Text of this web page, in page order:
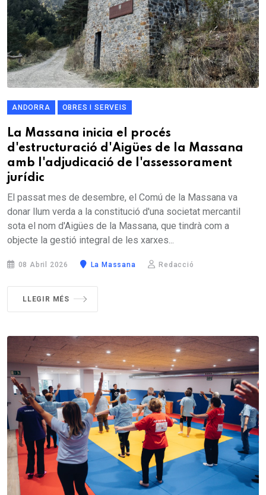
ANDORRA OBRES I SERVEIS
La Massana inicia el procés
d'estructuració d'Aigües de la Massana
amb l'adjudicació de l'assessorament
jurídic
El passat mes de desembre, el Comú de la Massana va
donar llum verda a la constitució d'una societat mercantil
sota el nom d'Aigües de la Massana, que tindrà com a
objecte la gestió integral de les xarxes...
08 Abril 2026 La Massana Redacció
LLEGIR MÉS